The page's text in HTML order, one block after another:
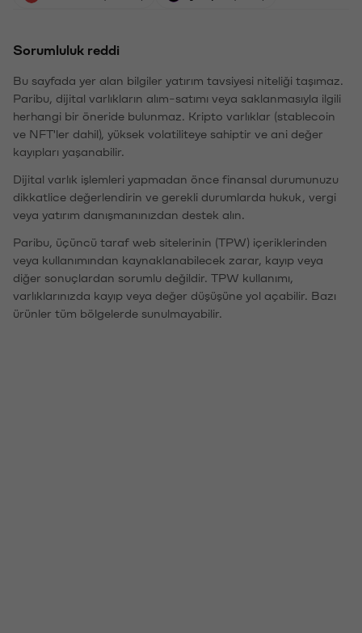
Sorumluluk reddi
Bu sayfada yer alan bilgiler yatırım tavsiyesi niteliği taşımaz.
Paribu, dijital varlıkların alım-satımı veya saklanmasıyla ilgili
herhangi bir öneride bulunmaz. Kripto varlıklar (stablecoin
ve NFT'ler dahil), yüksek volatiliteye sahiptir ve ani değer
kayıpları yaşanabilir.
Dijital varlık işlemleri yapmadan önce finansal durumunuzu
dikkatlice değerlendirin ve gerekli durumlarda hukuk, vergi
veya yatırım danışmanınızdan destek alın.
Paribu, üçüncü taraf web sitelerinin (TPW) içeriklerinden
veya kullanımından kaynaklanabilecek zarar, kayıp veya
diğer sonuçlardan sorumlu değildir. TPW kullanımı,
varlıklarınızda kayıp veya değer düşüşüne yol açabilir. Bazı
ürünler tüm bölgelerde sunulmayabilir.